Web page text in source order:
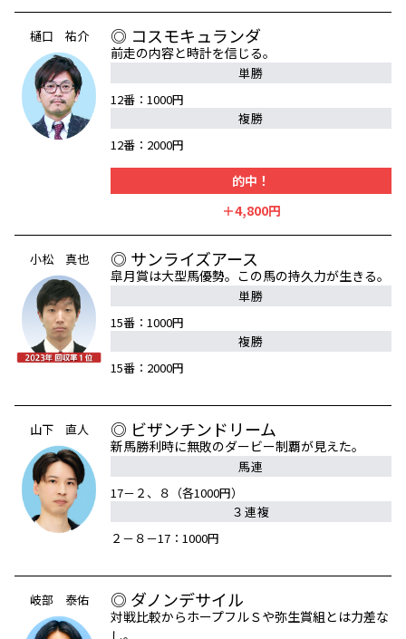
樋口 祐介 ◎ コスモキュランダ
前走の内容と時計を信じる。
単勝
12番：1000円
複勝
12番：2000円
的中！
＋4,800円
小松 真也 ◎ サンライズアース
皐月賞は大型馬優勢。この馬の持久力が生きる。
単勝
15番：1000円
複勝
15番：2000円
山下 直人 ◎ ビザンチンドリーム
新馬勝利時に無敗のダービー制覇が見えた。
馬連
17－２、８（各1000円）
３連複
２－８－17：1000円
岐部 泰佑 ◎ ダノンデサイル
対戦比較からホープフルＳや弥生賞組とは力差な
し。